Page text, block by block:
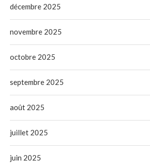
décembre 2025
novembre 2025
octobre 2025
septembre 2025
août 2025
juillet 2025
juin 2025